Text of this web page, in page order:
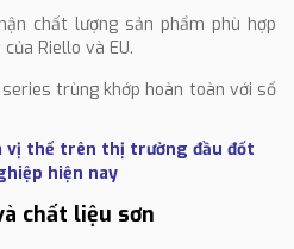
chất lượng sản phẩm phù hợp
Riello và EU.
trùng khớp hoàn toàn với số
vị thế trên thị trường đầu đốt
hiện nay
chất liệu sơn